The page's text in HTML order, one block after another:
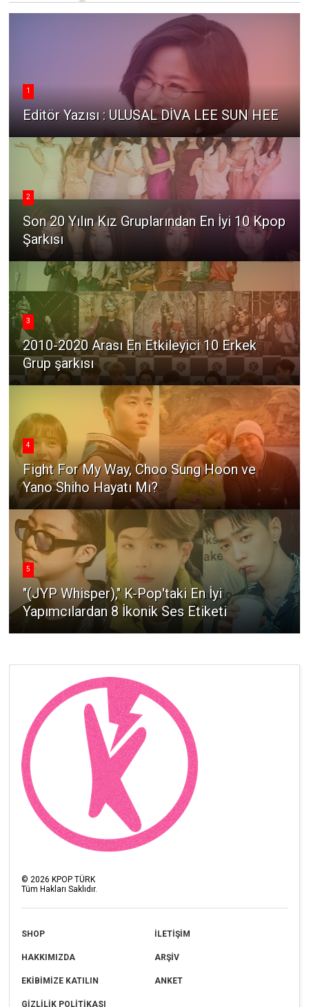
1
Editör Yazısı : ULUSAL DİVA LEE SUN HEE
2
Son 20 Yılın Kız Gruplarından En İyi 10 Kpop
Şarkısı
3
2010-2020 Arası En Etkileyici 10 Erkek
Grup şarkısı
4
Fight For My Way, Choo Sung Hoon ve
Yano Shiho Hayatı Mı?
5
"(JYP Whisper)," K-Pop'taki En İyi
Yapımcılardan 8 İkonik Ses Etiketi
©2026 KPOP TÜRK
Tüm Hakları Saklıdır.
SHOP İLETİŞİM
HAKKIMIZDA ARŞİV
EKİBİMİZE KATILIN ANKET
GİZLİLİK POLİTİKASI